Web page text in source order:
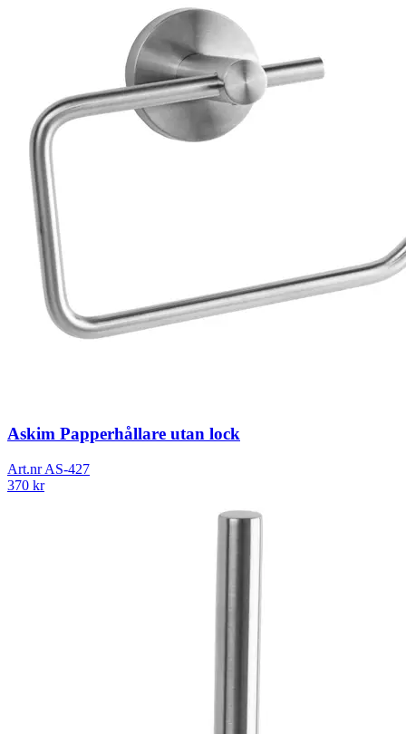
Askim Papperhållare utan lock
Art.nrAS-427
370 kr